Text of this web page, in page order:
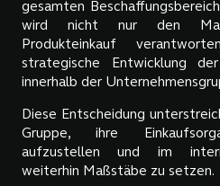
gesamten
wird nicht nur den
Produkteinkauf
strategische Entwicklung
innerhalb der
Diese Entscheidung
Gruppe, ihre
aufzustellen und im
weiterhin Maßstäbe zu setzen.